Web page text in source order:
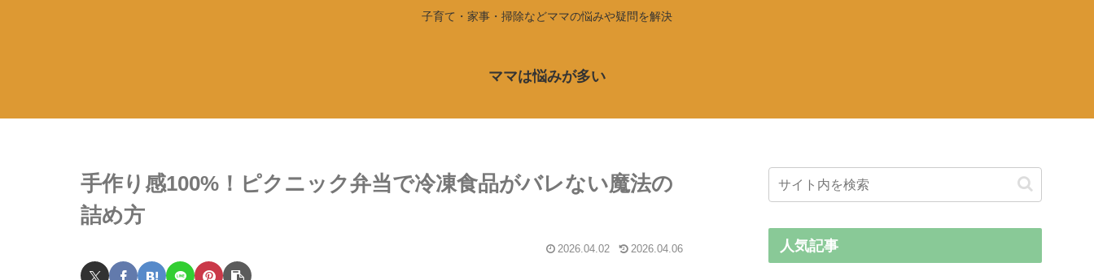
子育て・家事・掃除などママの悩みや疑問を解決
ママは悩みが多い
手作り感100%！ピクニック弁当で冷凍食品がバレない魔法の
詰め方
2026.04.02 2026.04.06 人気記事